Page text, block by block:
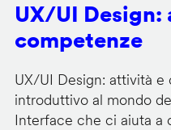
UX/UI
competenze
UX/UI Design: attività
introduttivo al mondo
Interface che ci aiuta a